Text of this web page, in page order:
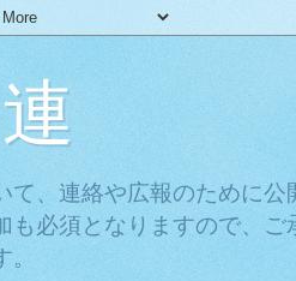
て、連絡や広報のために
も必須となりますので、
。